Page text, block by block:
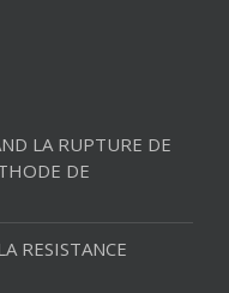
LA RUPTURE DE
DE
RESISTANCE